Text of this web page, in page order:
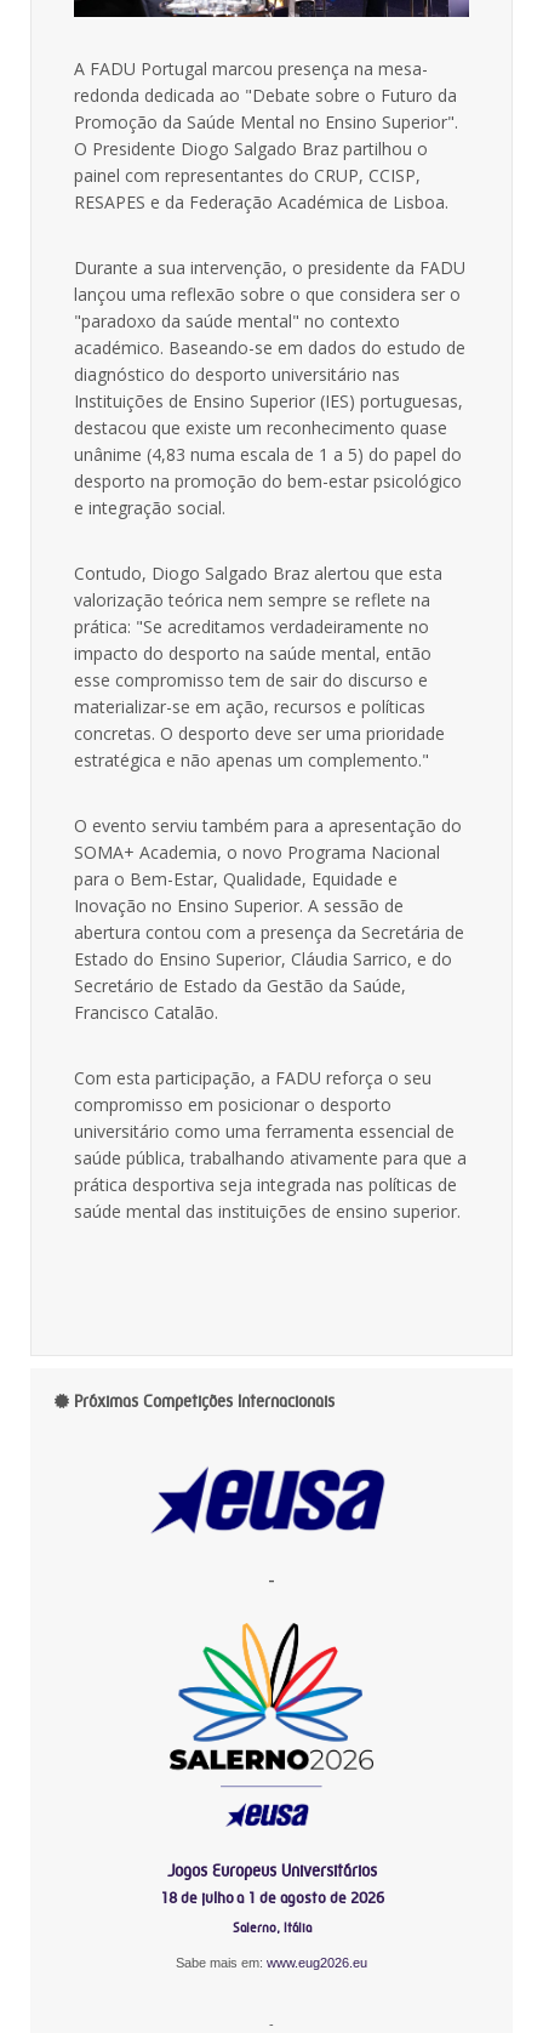
A FADU Portugal marcou presença na mesa-
redonda dedicada ao "Debate sobre o Futuro da
Promoção da Saúde Mental no Ensino Superior".
O Presidente Diogo Salgado Braz partilhou o
painel com representantes do CRUP, CCISP,
RESAPES e da Federação Académica de Lisboa.
Durante a sua intervenção, o presidente da FADU
lançou uma reflexão sobre o que considera ser o
"paradoxo da saúde mental" no contexto
académico. Baseando-se em dados do estudo de
diagnóstico do desporto universitário nas
Instituições de Ensino Superior (IES) portuguesas,
destacou que existe um reconhecimento quase
unânime (4,83 numa escala de 1 a 5) do papel do
desporto na promoção do bem-estar psicológico
e integração social.
Contudo, Diogo Salgado Braz alertou que esta
valorização teórica nem sempre se reflete na
prática: "Se acreditamos verdadeiramente no
impacto do desporto na saúde mental, então
esse compromisso tem de sair do discurso e
materializar-se em ação, recursos e políticas
concretas. O desporto deve ser uma prioridade
estratégica e não apenas um complemento."
O evento serviu também para a apresentação do
SOMA+ Academia, o novo Programa Nacional
para o Bem-Estar, Qualidade, Equidade e
Inovação no Ensino Superior. A sessão de
abertura contou com a presença da Secretária de
Estado do Ensino Superior, Cláudia Sarrico, e do
Secretário de Estado da Gestão da Saúde,
Francisco Catalão.
Com esta participação, a FADU reforça o seu
compromisso em posicionar o desporto
universitário como uma ferramenta essencial de
saúde pública, trabalhando ativamente para que a
prática desportiva seja integrada nas políticas de
saúde mental das instituições de ensino superior.
Próximas Competições Internacionais
-
Jogos Europeus Universitários
18 de julho a 1 de agosto de 2026
Salerno, Itália
Sabe mais em: www.eug2026.eu
-